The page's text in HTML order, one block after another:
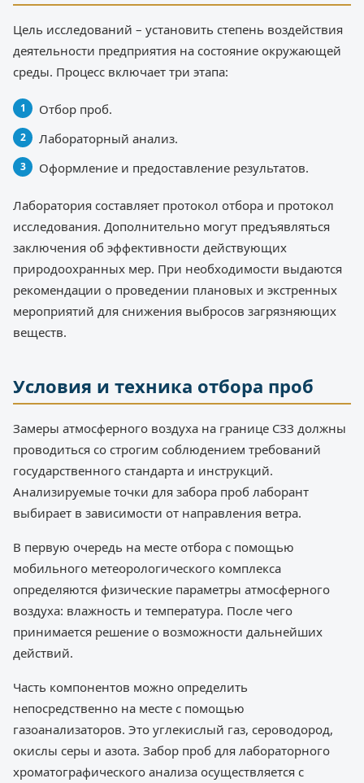
Цель исследований – установить степень воздействия
деятельности предприятия на состояние окружающей
среды. Процесс включает три этапа:
Отбор проб.
Лабораторный анализ.
Оформление и предоставление результатов.
Лаборатория составляет протокол отбора и протокол
исследования. Дополнительно могут предъявляться
заключения об эффективности действующих
природоохранных мер. При необходимости выдаются
рекомендации о проведении плановых и экстренных
мероприятий для снижения выбросов загрязняющих
веществ.
Условия и техника отбора проб
Замеры атмосферного воздуха на границе СЗЗ должны
проводиться со строгим соблюдением требований
государственного стандарта и инструкций.
Анализируемые точки для забора проб лаборант
выбирает в зависимости от направления ветра.
В первую очередь на месте отбора с помощью
мобильного метеорологического комплекса
определяются физические параметры атмосферного
воздуха: влажность и температура. После чего
принимается решение о возможности дальнейших
действий.
Часть компонентов можно определить
непосредственно на месте с помощью
газоанализаторов. Это углекислый газ, сероводород,
окислы серы и азота. Забор проб для лабораторного
хроматографического анализа осуществляется с